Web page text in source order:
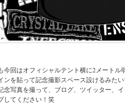
今回はオフィシャルテント横に2メートル
ンを貼って記念撮影スペース設けるみた
念写真を撮って、ブログ、ツイッター、
してください！笑